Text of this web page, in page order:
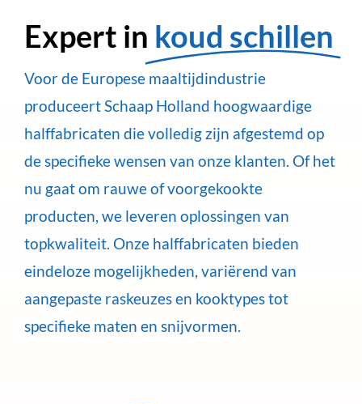
Expert in koud schillen
Voor de Europese maaltijdindustrie
produceert Schaap Holland hoogwaardige
halffabricaten die volledig zijn afgestemd op
de specifieke wensen van onze klanten. Of het
nu gaat om rauwe of voorgekookte
producten, we leveren oplossingen van
topkwaliteit. Onze halffabricaten bieden
eindeloze mogelijkheden, variërend van
aangepaste raskeuzes en kooktypes tot
specifieke maten en snijvormen.